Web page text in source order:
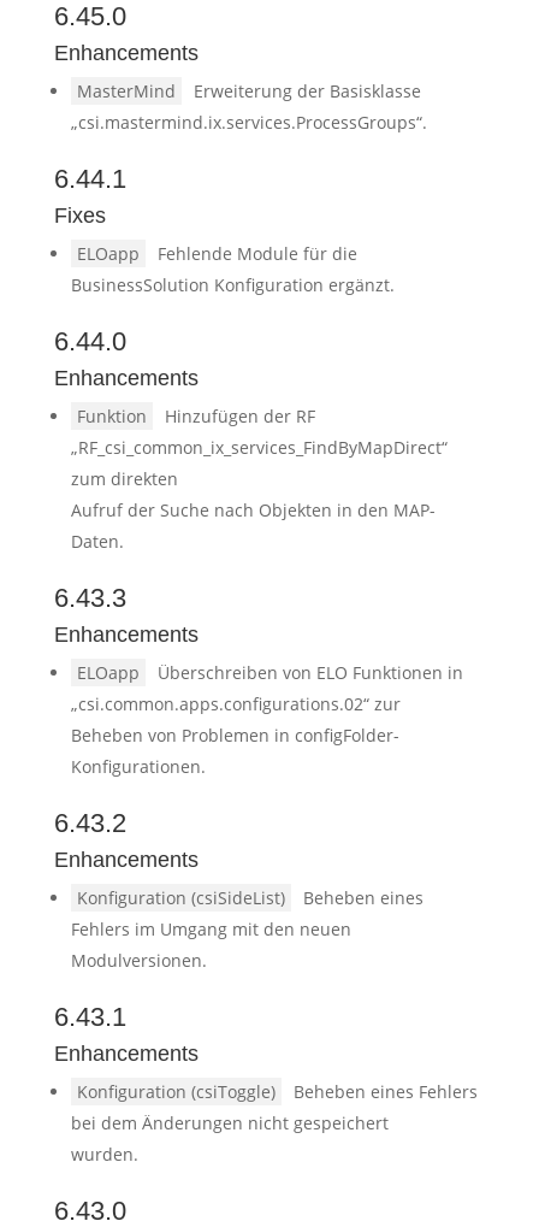
6.45.0
Enhancements
MasterMind
Erweiterung der Basisklasse
„csi.mastermind.ix.services.ProcessGroups“.
6.44.1
Fixes
ELOapp
Fehlende Module für die
BusinessSolution Konfiguration ergänzt.
6.44.0
Enhancements
Funktion
Hinzufügen der RF
„RF_csi_common_ix_services_FindByMapDirect“
zum direkten
Aufruf der Suche nach Objekten in den MAP-
Daten.
6.43.3
Enhancements
ELOapp
Überschreiben von ELO Funktionen in
„csi.common.apps.configurations.02“ zur
Beheben von Problemen in configFolder-
Konfigurationen.
6.43.2
Enhancements
Konfiguration (csiSideList)
Beheben eines
Fehlers im Umgang mit den neuen
Modulversionen.
6.43.1
Enhancements
Konfiguration (csiToggle)
Beheben eines Fehlers
bei dem Änderungen nicht gespeichert
wurden.
6.43.0